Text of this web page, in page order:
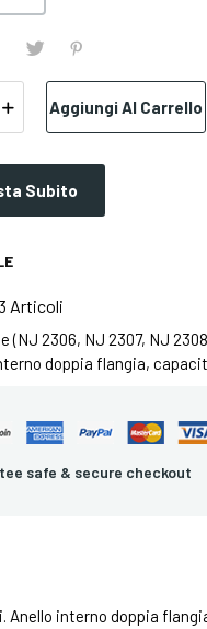
Aggiungi Al Carrello
Subito
Articoli
(NJ 2306, NJ 2307, NJ
doppia flangia,
safe & secure checkout
interno doppia